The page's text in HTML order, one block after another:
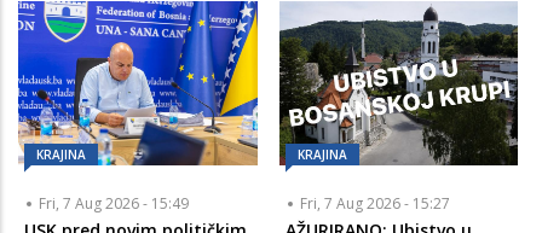
KRAJINA
Fri, 7 Aug 2026 - 15:49
KRAJINA
Fri, 7 Aug 2026 - 15:27